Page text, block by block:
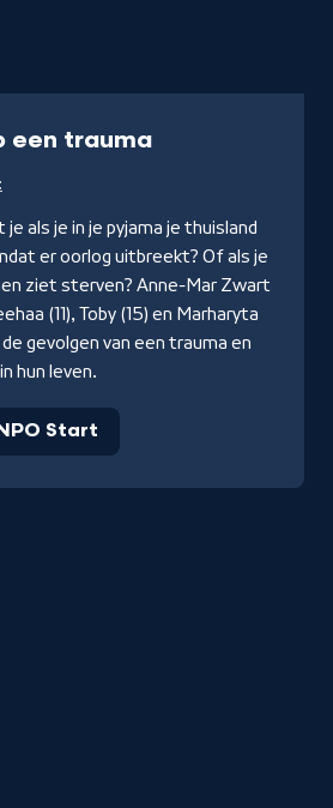
een trauma
als je in je pyjama je thuisland
er oorlog uitbreekt? Of als je
ziet sterven? Anne-Mar Zwart
(11), Toby (15) en Marharyta
gevolgen van een trauma en
hun leven.
Start